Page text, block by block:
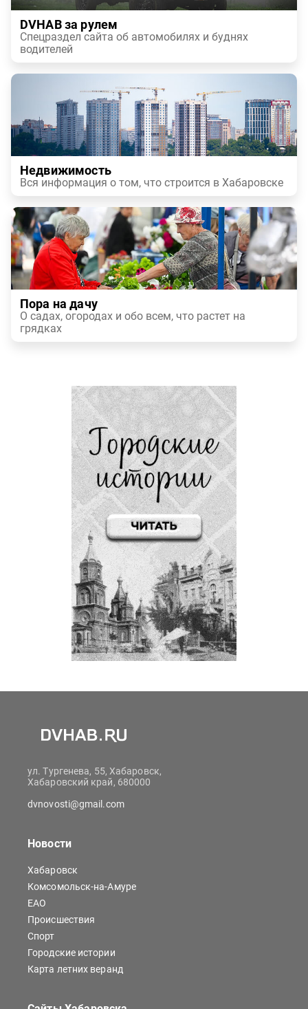
DVHAB за рулем
Спецраздел сайта об автомобилях и буднях
водителей
Недвижимость
Вся информация о том, что строится в Хабаровске
Пора на дачу
О садах, огородах и обо всем, что растет на
грядках
ул. Тургенева, 55, Хабаровск,
Хабаровский край, 680000
dvnovosti@gmail.com
Новости
Хабаровск
Комсомольск-на-Амуре
ЕАО
Происшествия
Спорт
Городские истории
Карта летних веранд